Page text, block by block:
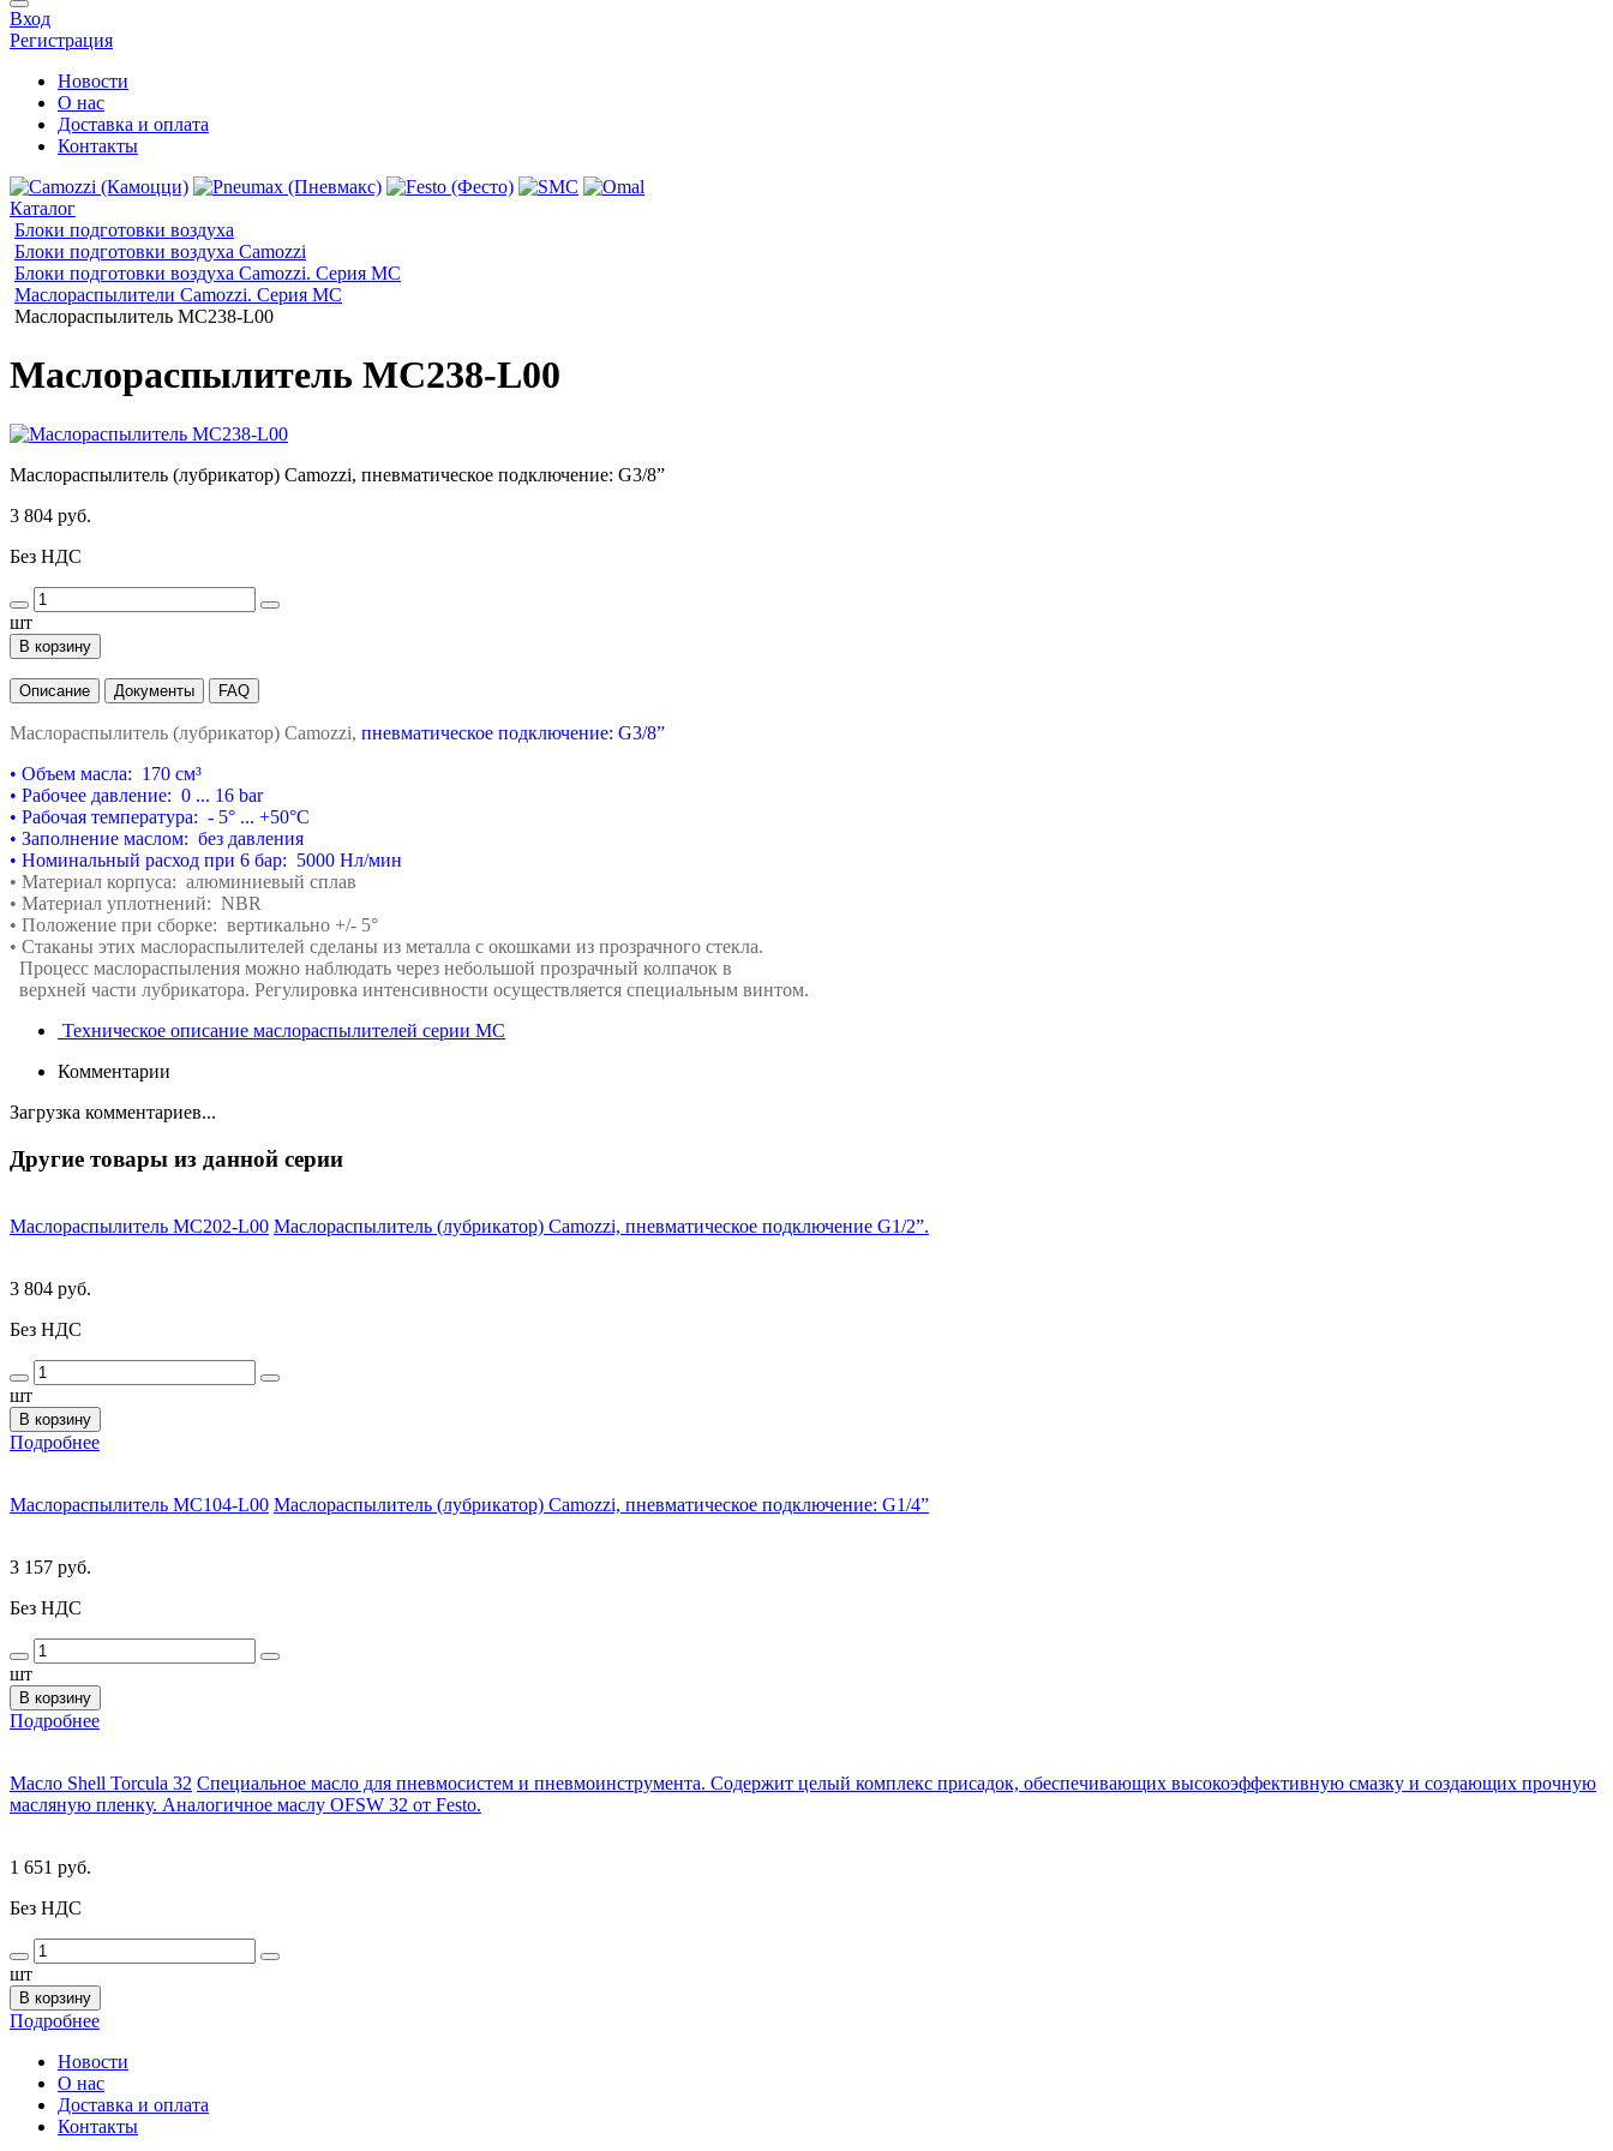
Вход
Регистрация
Новости
О нас
Доставка и оплата
Контакты
Каталог
Блоки подготовки воздуха
Блоки подготовки воздуха Camozzi
Блоки подготовки воздуха Camozzi. Серия МС
Маслораспылители Camozzi. Серия MC
Маслораспылитель MC238-L00
Маслораспылитель MC238-L00
Маслораспылитель (лубрикатор) Сamozzi, пневматическое подключение: G3/8”
3 804 руб.
Без НДС
шт
В корзину
Описание Документы FAQ
Маслораспылитель (лубрикатор) Сamozzi, пневматическое подключение: G3/8”
• Объем масла: 170 см³
• Рабочее давление: 0 ... 16 bar
• Рабочая температура: - 5° ... +50°C
• Заполнение маслом: без давления
• Номинальный расход при 6 бар: 5000 Нл/мин
• Материал корпуса: алюминиевый сплав
• Материал уплотнений: NBR
• Положение при сборке: вертикально +/- 5°
• Стаканы этих маслораспылителей сделаны из металла с окошками из прозрачного стекла.
Процесс маслораспыления можно наблюдать через небольшой прозрачный колпачок в
верхней части лубрикатора. Регулировка интенсивности осуществляется специальным винтом.
Техническое описание маслораспылителей серии MC
Комментарии
Загрузка комментариев...
Другие товары из данной серии
Маслораспылитель MC202-L00 Маслораспылитель (лубрикатор) Сamozzi, пневматическое подключение G1/2”.
3 804 руб.
Без НДС
шт
В корзину
Подробнее
Маслораспылитель MC104-L00 Маслораспылитель (лубрикатор) Сamozzi, пневматическое подключение: G1/4”
3 157 руб.
Без НДС
шт
В корзину
Подробнее
Масло Shell Torcula 32 Специальное масло для пневмосистем и пневмоинструмента. Содержит целый комплекс присадок, обеспечивающих высокоэффективную смазку и создающих прочную
масляную пленку. Аналогичное маслу OFSW 32 от Festo.
1 651 руб.
Без НДС
шт
В корзину
Подробнее
Новости
О нас
Доставка и оплата
Контакты